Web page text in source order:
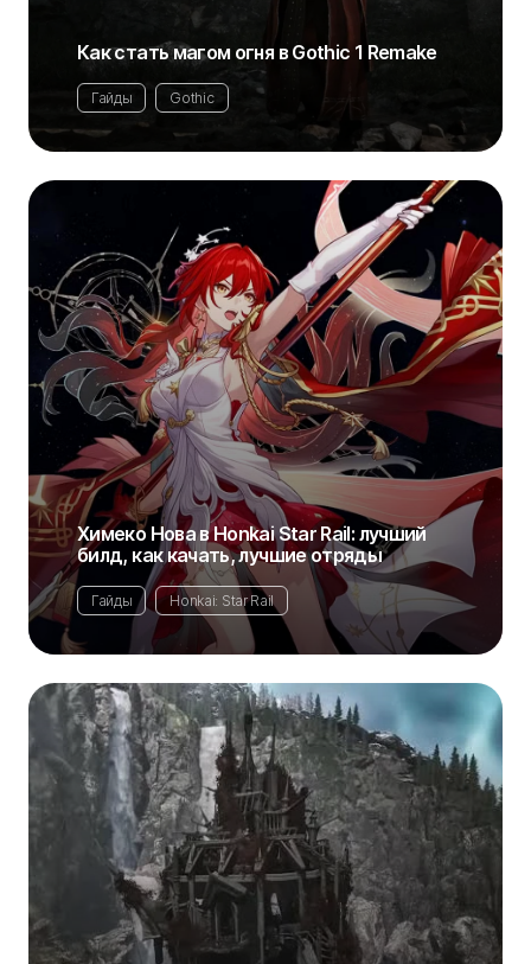
Как стать магом огня в Gothic 1 Remake
Гайды Gothic
Химеко Нова в Honkai Star Rail: лучший
билд, как качать, лучшие отряды
Гайды Honkai: Star Rail